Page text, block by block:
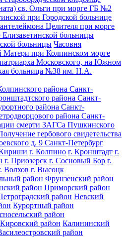
св. Ольги при морге ГБ №2
при Городской больнице
Целителя при морге
больницы
больницы Часовня
при Колпинском морге
Московского, на Южном
больница №38 им. Н.А.
района Санкт-
района Санкт-
района Санкт-
района Санкт-
смерти ЗАГСа Пушкинского
гербового свидетельства
д. 9 Санкт-Петербург
г. Колпино г. Кронштадт г.
г. Приозерск г. Сосновый Бор г.
Волхов г. Высоцк
район Фрунзенский район
район Приморский район
район Невский
Курортный район
район
Кировский район Калининский
район